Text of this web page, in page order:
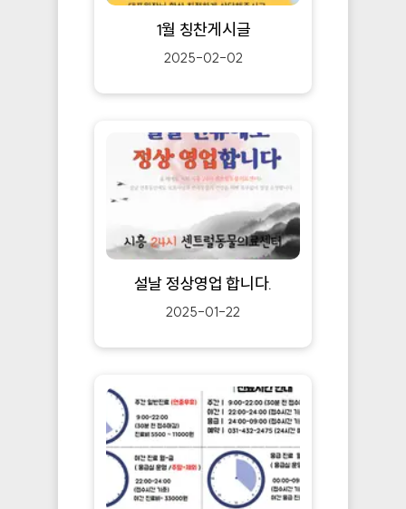
1월 칭찬게시글
2025-02-02
설날 정상영업 합니다.
2025-01-22